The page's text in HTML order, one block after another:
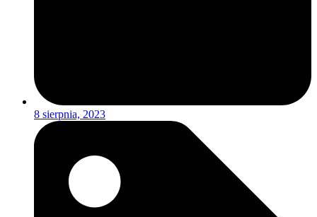
8 sierpnia, 2023